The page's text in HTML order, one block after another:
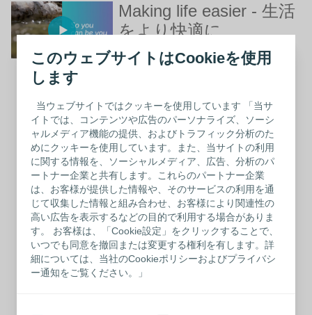
このウェブサイトはCookieを使用
します
当ウェブサイトではクッキーを使用しています 「当サ
イトでは、コンテンツや広告のパーソナライズ、ソーシ
ャルメディア機能の提供、およびトラフィック分析のた
めにクッキーを使用しています。また、当サイトの利用
に関する情報を、ソーシャルメディア、広告、分析のパ
ートナー企業と共有します。これらのパートナー企業
は、お客様が提供した情報や、そのサービスの利用を通
じて収集した情報と組み合わせ、お客様により関連性の
高い広告を表示するなどの目的で利用する場合がありま
す。 お客様は、「Cookie設定」をクリックすることで、
いつでも同意を撤回または変更する権利を有します。詳
細については、当社のCookieポリシーおよびプライバシ
ー通知をご覧ください。」
Making life easier - 生活
をより快適に
閉じ
る
Making life easier - 生活をより
快適に